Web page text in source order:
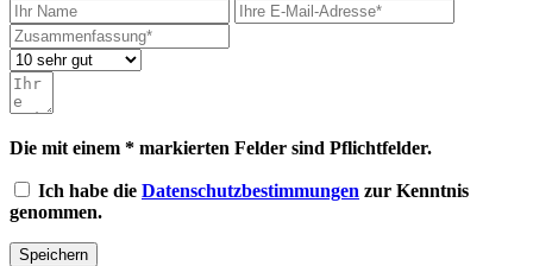
Die mit einem * markierten Felder sind Pflichtfelder.
Ich habe die Datenschutzbestimmungen zur Kenntnis
genommen.
Speichern